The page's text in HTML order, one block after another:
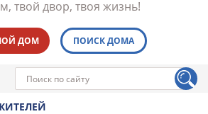
твой двор, твоя жизнь!
ДОМ ПОИСК ДОМА